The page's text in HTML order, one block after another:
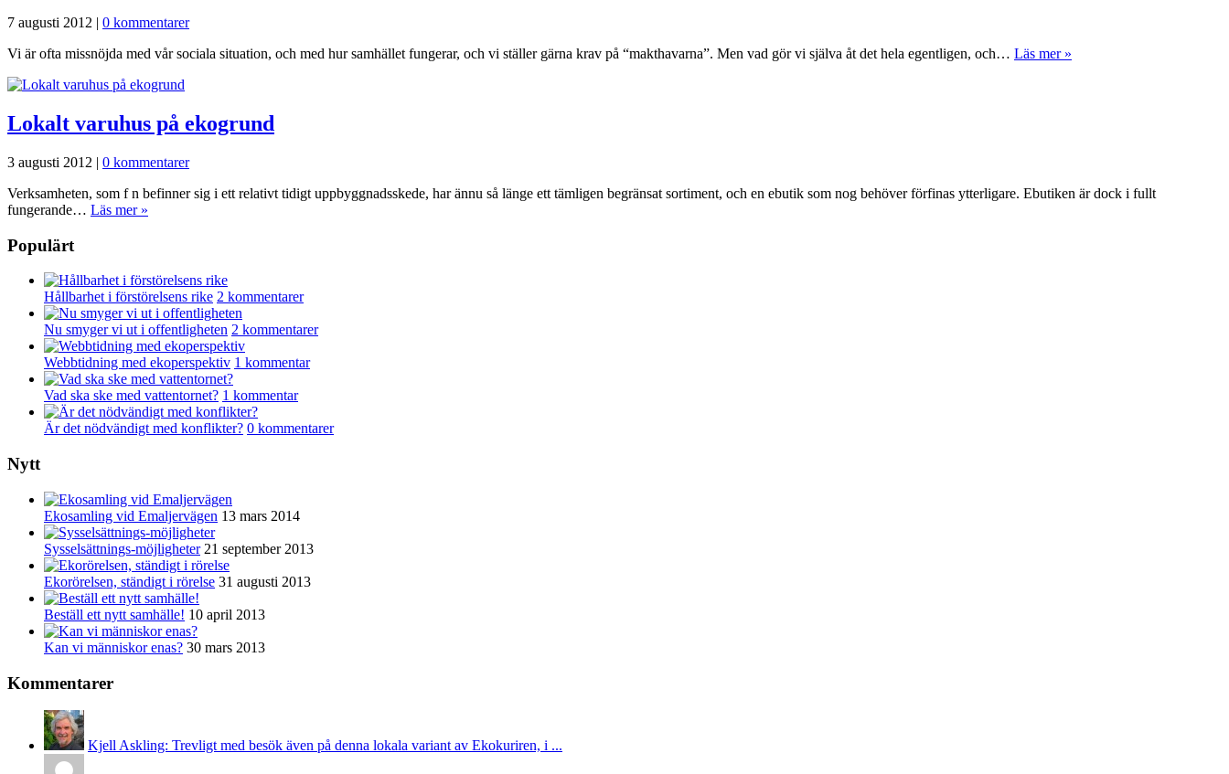
7 augusti 2012 | 0 kommentarer
Vi är ofta missnöjda med vår sociala situation, och med hur samhället fungerar, och vi ställer gärna krav på “makthavarna”. Men vad gör vi själva åt det hela egentligen, och… Läs mer »
Lokalt varuhus på ekogrund
3 augusti 2012 | 0 kommentarer
Verksamheten, som f n befinner sig i ett relativt tidigt uppbyggnadsskede, har ännu så länge ett tämligen begränsat sortiment, och en ebutik som nog behöver förfinas ytterligare. Ebutiken är dock i fullt
fungerande… Läs mer »
Populärt
Hållbarhet i förstörelsens rike 2 kommentarer
Nu smyger vi ut i offentligheten 2 kommentarer
Webbtidning med ekoperspektiv 1 kommentar
Vad ska ske med vattentornet? 1 kommentar
Är det nödvändigt med konflikter? 0 kommentarer
Nytt
Ekosamling vid Emaljervägen 13 mars 2014
Sysselsättnings-möjligheter 21 september 2013
Ekorörelsen, ständigt i rörelse 31 augusti 2013
Beställ ett nytt samhälle! 10 april 2013
Kan vi människor enas? 30 mars 2013
Kommentarer
Kjell Askling: Trevligt med besök även på denna lokala variant av Ekokuriren, i ...